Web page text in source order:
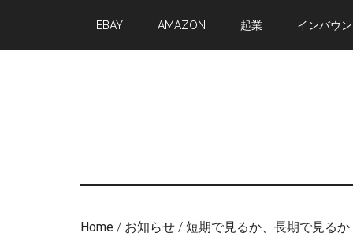
main
primary
EBAY AMAZON 起業 インバウ
Home / お知らせ / 短期で見るか、長期で見るか